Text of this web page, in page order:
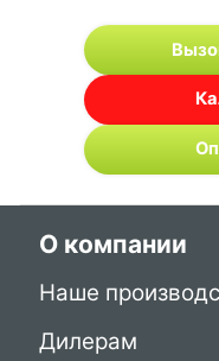
О компании
Наше
Дилерам